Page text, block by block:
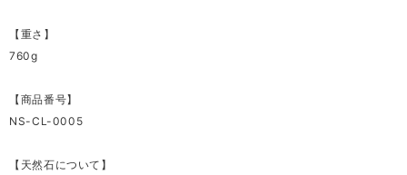
【重さ】
760g
【商品番号】
NS-CL-0005
【天然石について】